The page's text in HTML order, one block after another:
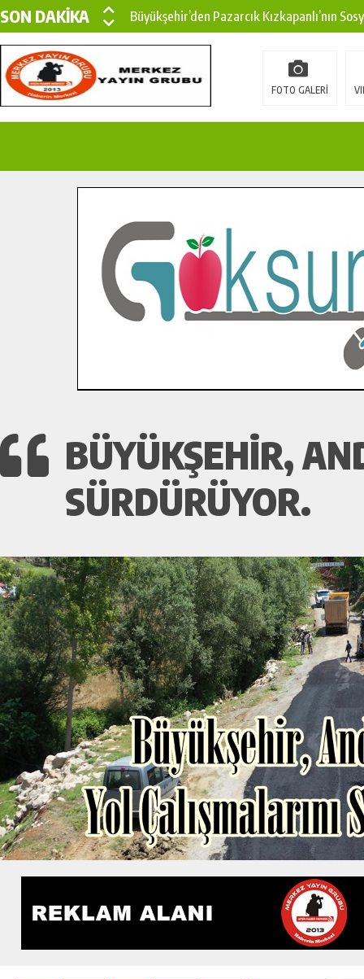
SON DAKİKA
Büyükşehir’den Pazarcık Kızkapanlı’nın
Büyükşehir’den Pazarcık Kırsalına Modern
Çin’den KSÜ’ye Uluslararası Başarı:
İlçe Jandarma Komutanı Karakaya’dan
Bertiz’in Yeni Köprüsünde Sona Doğru.
FOTO GALERİ
BÜYÜKŞEHIR,
SÜRDÜRÜYOR.